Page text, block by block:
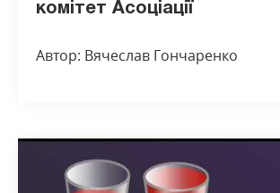
комітет Асоціації
Автор: Вячеслав Гончаренко